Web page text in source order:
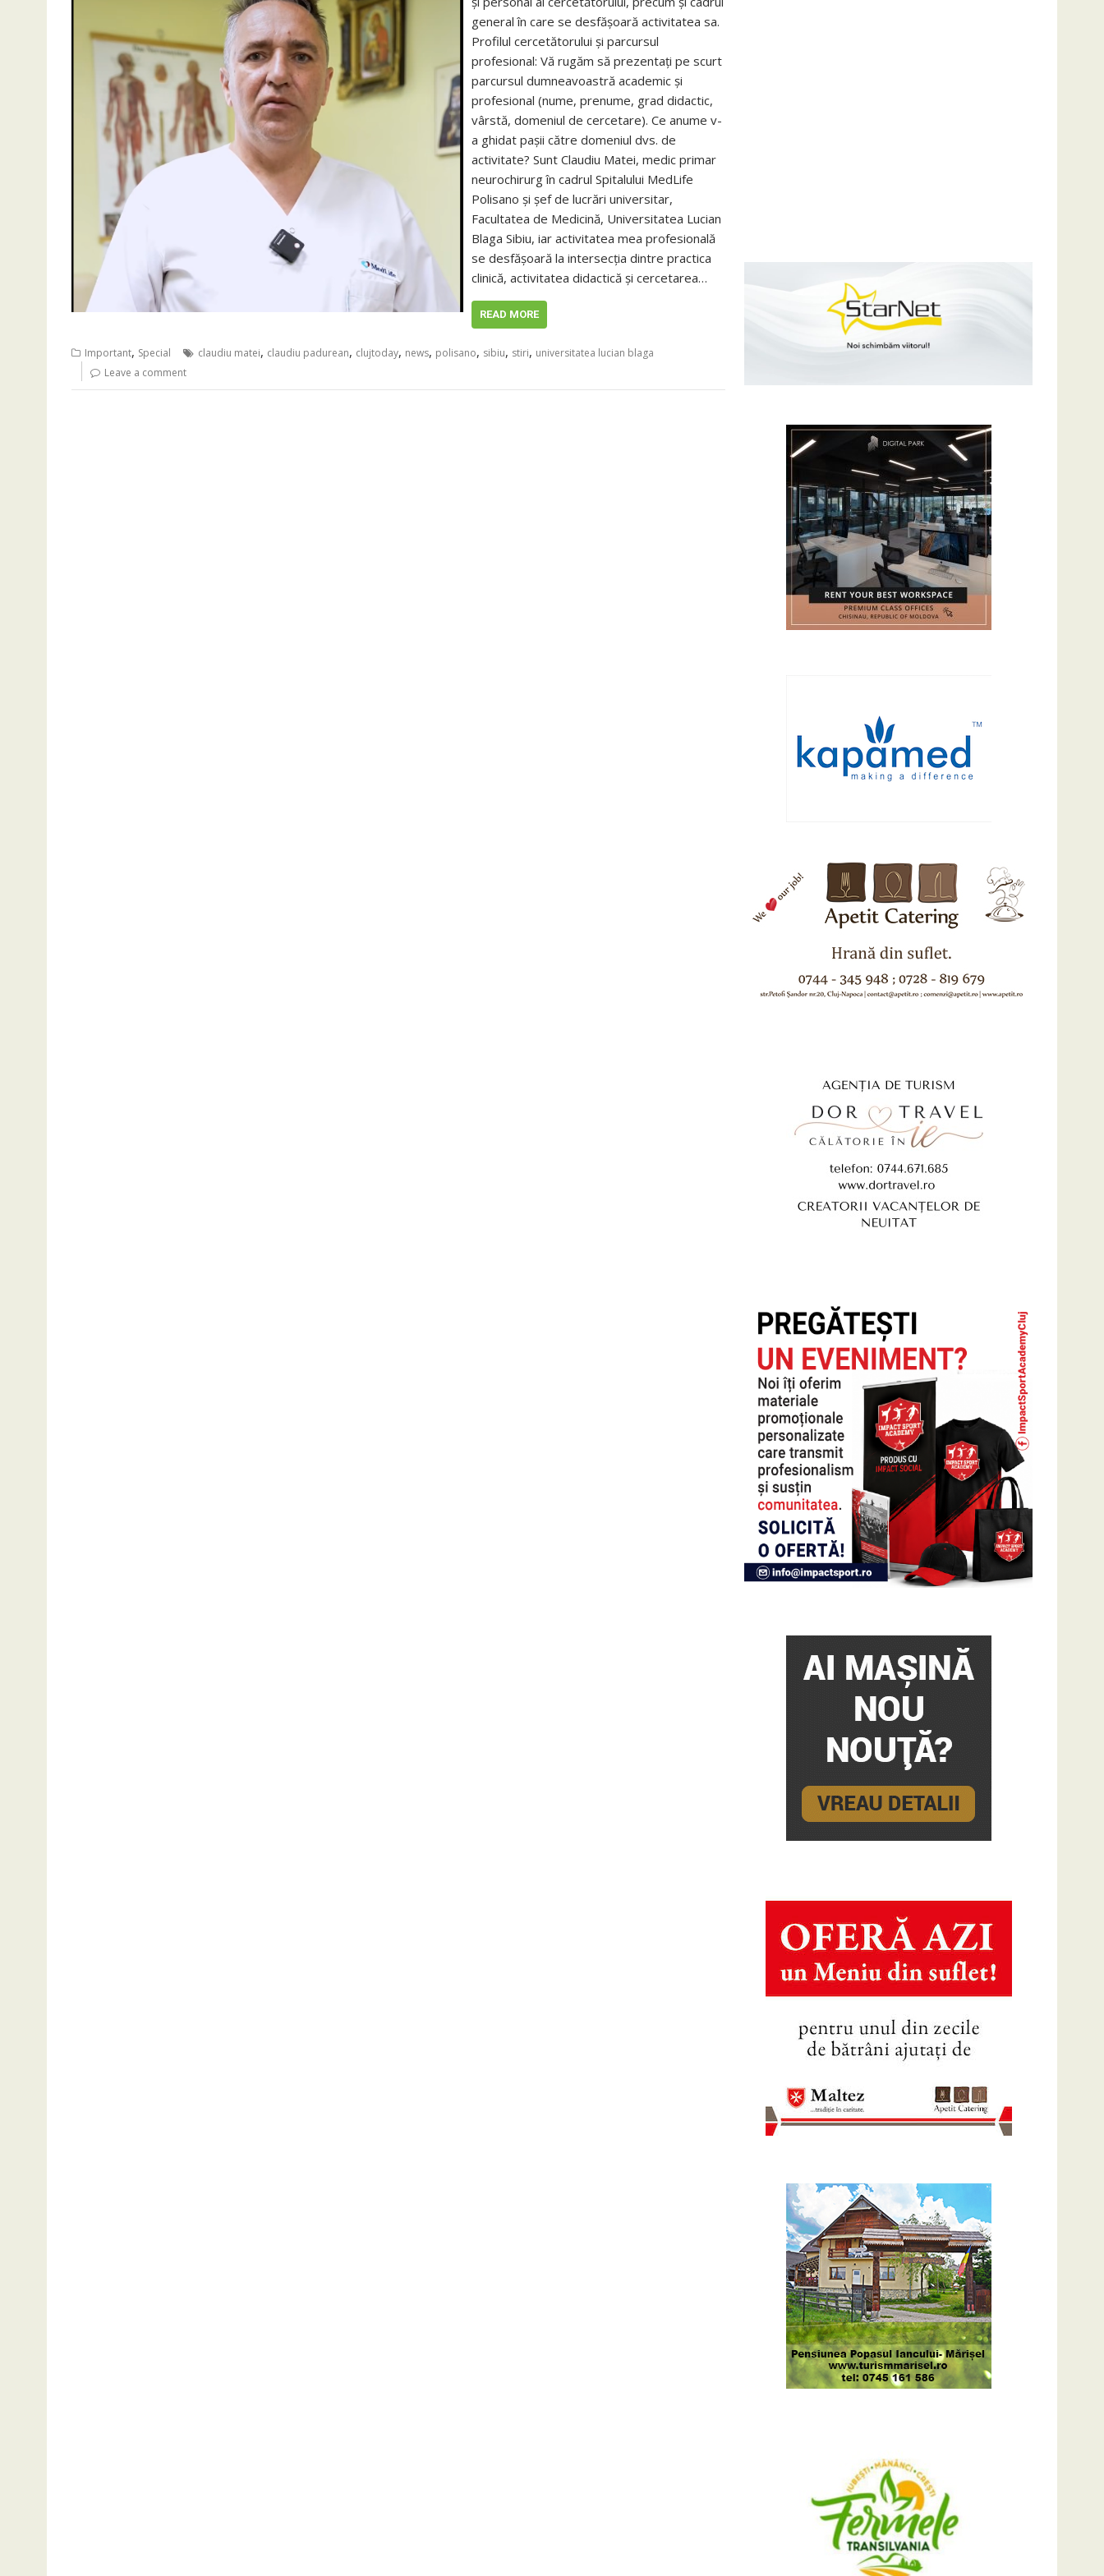
general în care se desfășoară activitatea sa.
Profilul cercetătorului și parcursul
profesional: Vă rugăm să prezentați pe scurt
parcursul dumneavoastră academic și
profesional (nume, prenume, grad didactic,
vârstă, domeniul de cercetare). Ce anume v-
a ghidat pașii către domeniul dvs. de
activitate? Sunt Claudiu Matei, medic primar
neurochirurg în cadrul Spitalului MedLife
Polisano și șef de lucrări universitar,
Facultatea de Medicină, Universitatea Lucian
Blaga Sibiu, iar activitatea mea profesională
se desfășoară la intersecția dintre practica
clinică, activitatea didactică și cercetarea…
READ MORE
Important, Special claudiu matei, claudiu padurean, clujtoday, news, polisano, sibiu, stiri, universitatea lucian blaga
Leave a comment